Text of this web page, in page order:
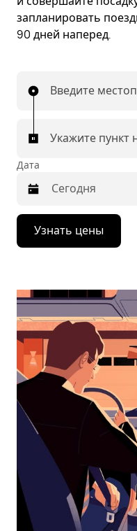
запланировать
90 дней наперед.
Введите
Укажите пункт
Дата
Нажмите
стрелку
вниз,
календарю
выбрать
дату.
Чтобы
закрыть
календарь,
нажмите
Esc.
Узнать цены